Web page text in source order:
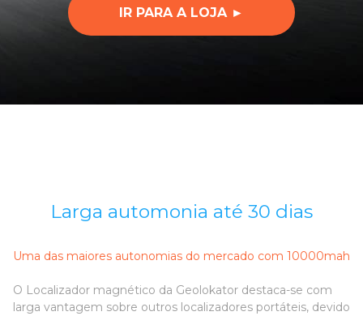
IR PARA A LOJA ►
Larga automonia até 30 dias
Uma das maiores autonomias do mercado com 10000mah
O Localizador magnético da Geolokator destaca-se com
larga vantagem sobre outros localizadores portáteis, devido